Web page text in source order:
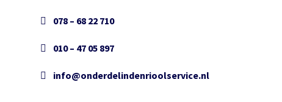
078 – 68 22 710
010 – 47 05 897
info@onderdelindenrioolservice.nl